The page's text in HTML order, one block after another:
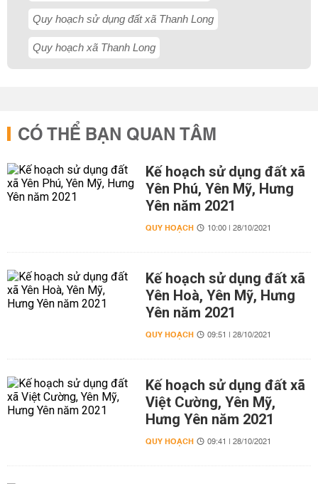
Quy hoạch sử dụng đất xã Thanh Long
Quy hoạch xã Thanh Long
CÓ THỂ BẠN QUAN TÂM
Kế hoạch sử dụng đất xã
Yên Phú, Yên Mỹ, Hưng
Yên năm 2021
QUY HOẠCH 10:00 | 28/10/2021
Kế hoạch sử dụng đất xã
Yên Hoà, Yên Mỹ, Hưng
Yên năm 2021
QUY HOẠCH 09:51 | 28/10/2021
Kế hoạch sử dụng đất xã
Việt Cường, Yên Mỹ,
Hưng Yên năm 2021
QUY HOẠCH 09:41 | 28/10/2021